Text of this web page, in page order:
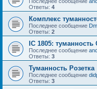
Ответы: 4
Комплекс
Последнее сообщение
Ответы: 2
IC 1805: туманность
Последнее сообщение
Ответы: 3
Туманность Розетка
Последнее сообщение
Ответы: 3